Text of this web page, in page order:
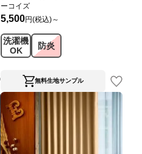
ーコイズ
5,500円(税込)～
洗濯機
OK
防炎
無料生地サンプル